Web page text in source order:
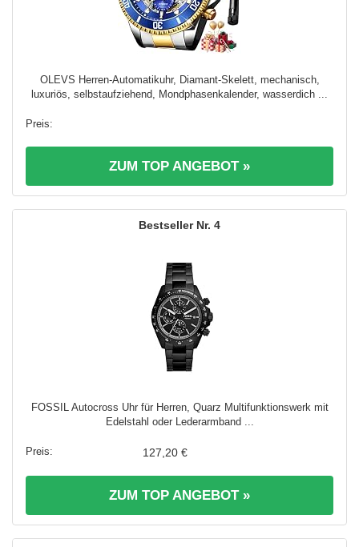
OLEVS Herren-Automatikuhr, Diamant-Skelett, mechanisch,
luxuriös, selbstaufziehend, Mondphasenkalender, wasserdich ...
ZUM TOP ANGEBOT »
4
FOSSIL Autocross Uhr für Herren, Quarz Multifunktionswerk mit
Edelstahl oder Lederarmband ...
127,20 €
ZUM TOP ANGEBOT »